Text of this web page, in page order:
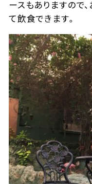
ースもありますので
て飲食できます。